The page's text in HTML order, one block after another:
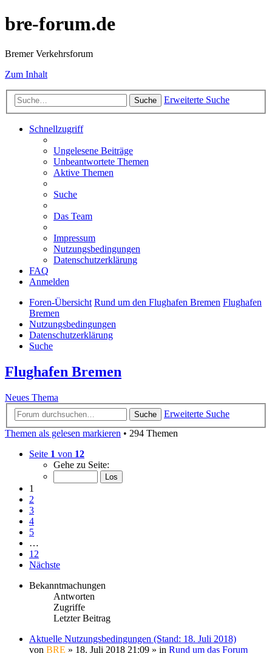
bre-forum.de
Bremer Verkehrsforum
Zum Inhalt
Suche Erweiterte Suche
Schnellzugriff
Ungelesene Beiträge
Unbeantwortete Themen
Aktive Themen
Suche
Das Team
Impressum
Nutzungsbedingungen
Datenschutzerklärung
FAQ
Anmelden
Foren-Übersicht Rund um den Flughafen Bremen Flughafen
Bremen
Nutzungsbedingungen
Datenschutzerklärung
Suche
Flughafen Bremen
Neues Thema
Suche
Erweiterte Suche
Themen als gelesen markieren • 294 Themen
Seite 1 von 12
Gehe zu Seite:
1
2
3
4
5
…
12
Nächste
Bekanntmachungen
Antworten
Zugriffe
Letzter Beitrag
Aktuelle Nutzungsbedingungen (Stand: 18. Juli 2018)
von BRE » 18. Juli 2018 21:09 » in Rund um das Forum